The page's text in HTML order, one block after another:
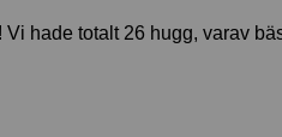
hade totalt 26 hugg, varav